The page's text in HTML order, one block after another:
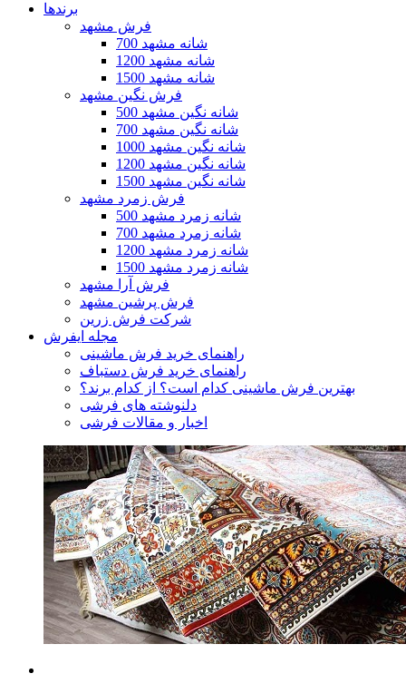
برندها
فرش مشهد
700 شانه مشهد
1200 شانه مشهد
1500 شانه مشهد
فرش نگین مشهد
500 شانه نگین مشهد
700 شانه نگین مشهد
1000 شانه نگین مشهد
1200 شانه نگین مشهد
1500 شانه نگین مشهد
فرش زمرد مشهد
500 شانه زمرد مشهد
700 شانه زمرد مشهد
1200 شانه زمرد مشهد
1500 شانه زمرد مشهد
فرش آرا مشهد
فرش پرشین مشهد
شرکت فرش زرین
مجله ایفرش
راهنمای خرید فرش ماشینی
راهنمای خرید فرش دستباف
بهترین فرش ماشینی کدام است؟ از کدام برند؟
دلنوشته های فرشی
اخبار و مقالات فرشی